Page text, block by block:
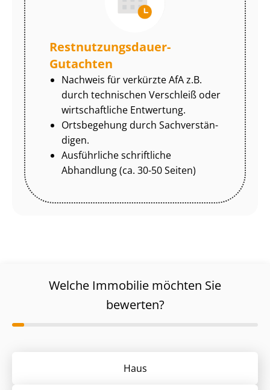
Rest­nut­zungs­dau­er-
Gutachten
Nachweis für verkürzte AfA z.B.
durch technischen Verschleiß oder
wirtschaftliche Entwertung.
Ortsbegehung durch Sach­ver­stän­
di­gen.
Ausführliche schriftliche
Abhandlung (ca. 30-50 Seiten)
Welche Immobilie möchten Sie
bewerten?
Haus